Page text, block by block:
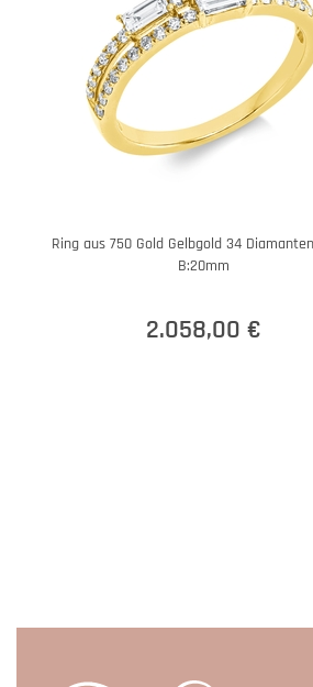
Ring aus 750 Gold Gelbgold 34
B:20mm
2.058,00 €